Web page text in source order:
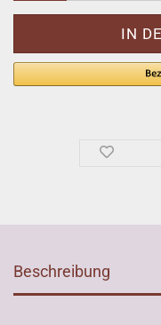
Beschreibung